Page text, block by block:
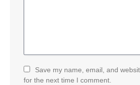
Save my name, email, and
for the next time I comment.